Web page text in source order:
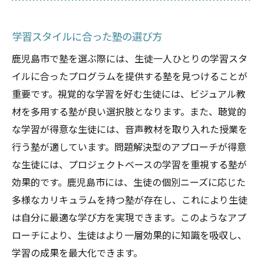
学習スタイルに合った塾の選び方
鹿児島市で塾を選ぶ際には、生徒一人ひとりの学習スタ
イルに合ったプログラムを提供する塾を見つけることが
重要です。視覚的な学習を好む生徒には、ビジュアル教
材を多用する塾が良い選択肢となります。また、聴覚的
な学習が得意な生徒には、音声教材を取り入れた授業を
行う塾が適しています。問題解決型のアプローチが得意
な生徒には、プロジェクトベースの学習を重視する塾が
効果的です。鹿児島市には、生徒の個別ニーズに応じた
多様なカリキュラムを持つ塾が存在し、これにより生徒
は自分に最適な学び方を実現できます。このようなアプ
ローチにより、生徒はより一層効果的に知識を吸収し、
学習の成果を最大化できます。